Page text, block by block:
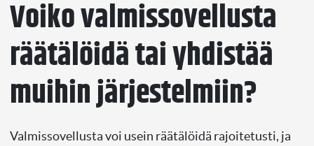
Voiko valmissovellusta
räätälöidä tai yhdistää
muihin järjestelmiin?
Valmissovellusta voi usein räätälöidä rajoitetusti, ja